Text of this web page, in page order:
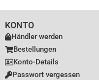
KONTO
Händler werden
Bestellungen
Konto-Details
Passwort vergessen